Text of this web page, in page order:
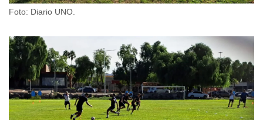
Foto: Diario UNO.